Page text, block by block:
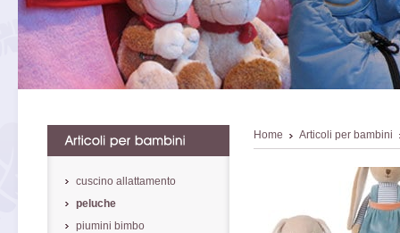
Home Articoli per bambini
cuscino allattamento
peluche
piumini bimbo